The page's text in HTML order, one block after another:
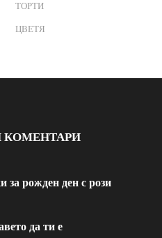
ТОРТИ
ЦВЕТЯ
КОМЕНТАРИ
за рожден ден с рози
да ти е